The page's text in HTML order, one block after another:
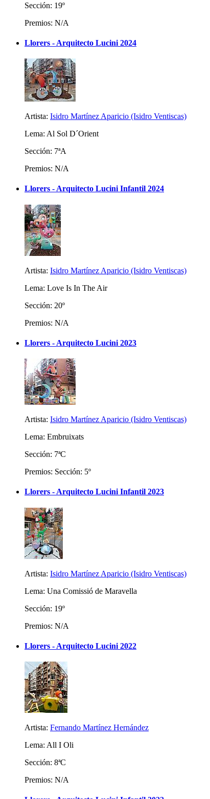
Sección: 19º
Premios: N/A
Llorers - Arquitecto Lucini 2024
Artista: Isidro Martínez Aparicio (Isidro Ventiscas)
Lema: Al Sol D´Orient
Sección: 7ªA
Premios: N/A
Llorers - Arquitecto Lucini Infantil 2024
Artista: Isidro Martínez Aparicio (Isidro Ventiscas)
Lema: Love Is In The Air
Sección: 20º
Premios: N/A
Llorers - Arquitecto Lucini 2023
Artista: Isidro Martínez Aparicio (Isidro Ventiscas)
Lema: Embruixats
Sección: 7ªC
Premios: Sección: 5º
Llorers - Arquitecto Lucini Infantil 2023
Artista: Isidro Martínez Aparicio (Isidro Ventiscas)
Lema: Una Comissió de Maravella
Sección: 19º
Premios: N/A
Llorers - Arquitecto Lucini 2022
Artista: Fernando Martínez Hernández
Lema: All I Oli
Sección: 8ªC
Premios: N/A